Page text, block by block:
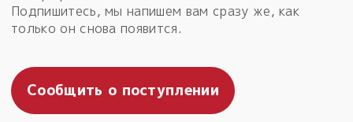
Пыльный сундучок
Товары со скидкой
Подпишитесь, мы напишем вам сразу же, как
только он снова появится.
Сообщить о поступлении